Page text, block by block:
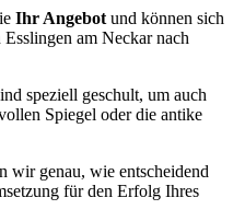
Ihr Angebot und können sich
am Neckar nach
speziell geschult, um auch
Spiegel oder die antike
wir genau, wie entscheidend
für den Erfolg Ihres